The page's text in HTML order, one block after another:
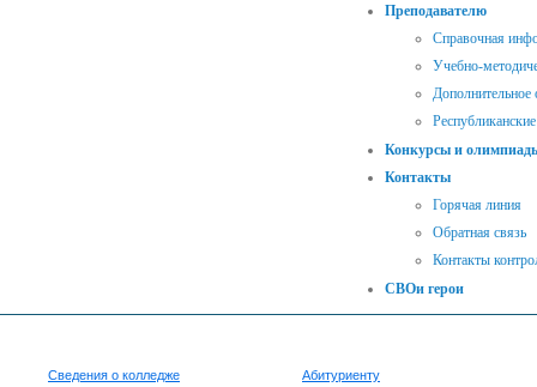
Преподавателю
Справочная
Учебно-
Дополнительное
Конкурсы и
Контакты
Горячая линия
Обратная связь
Контакты
СВОи герои
Сведения о колледже
Абитуриенту